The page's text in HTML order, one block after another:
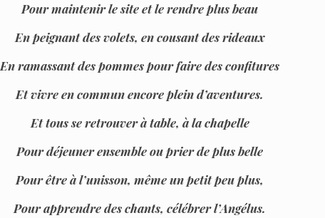
Pour maintenir le site et le rendre plus beau
En peignant des volets, en cousant des rideaux
En ramassant des pommes pour faire des confitures
Et vivre en commun encore plein d’aventures.
Et tous se retrouver à table, à la chapelle
Pour déjeuner ensemble ou prier de plus belle
Pour être à l’unisson, même un petit peu plus,
Pour apprendre des chants, célébrer l’Angélus.